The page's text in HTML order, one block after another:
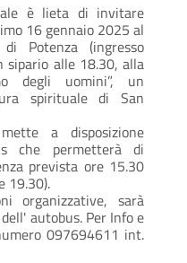
è lieta di invitare
16 gennaio 2025 al
Potenza (ingresso
sipario alle 18.30, alla
degli uomini”, un
spirituale di San
a disposizione
che permetterà di
prevista ore 15.30
19.30).
organizzative, sarà
autobus. Per Info e
097694611 int.